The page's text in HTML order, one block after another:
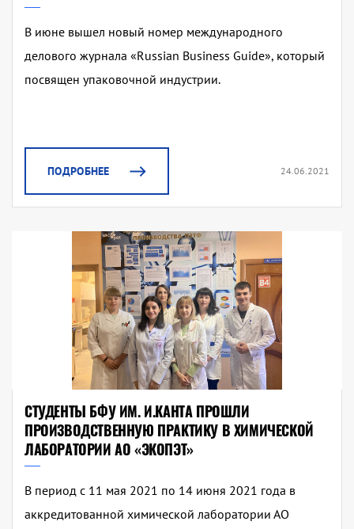
В июне вышел новый номер международного
делового журнала «Russian Business Guide», который
посвящен упаковочной индустрии.
ПОДРОБНЕЕ 24.06.2021
СТУДЕНТЫ БФУ ИМ. И.КАНТА ПРОШЛИ
ПРОИЗВОДСТВЕННУЮ ПРАКТИКУ В ХИМИЧЕСКОЙ
ЛАБОРАТОРИИ АО «ЭКОПЭТ»
В период с 11 мая 2021 по 14 июня 2021 года в
аккредитованной химической лаборатории АО